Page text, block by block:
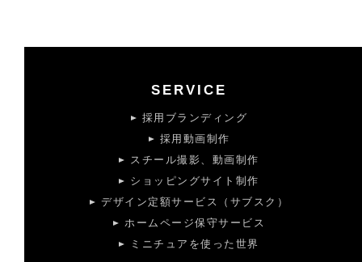
SERVICE
採用ブランディング
採用動画制作
スチール撮影、動画制作
ショッピングサイト制作
デザイン定額サービス（サブスク）
ホームページ保守サービス
ミニチュアを使った世界